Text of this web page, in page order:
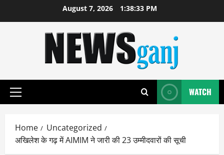
August 7, 2026 1:38:33 PM
Primary
WATCH
Home
Uncategorized
अखिलेश के गढ़ में AIMIM ने जारी की 23 उम्मीदवारों की सूची